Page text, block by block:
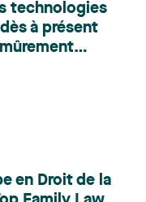
une
le cadre d’enjeux
contestation de
les dossiers
juridique de leurs
fois stratégique
technologies
à présent
en Droit de la